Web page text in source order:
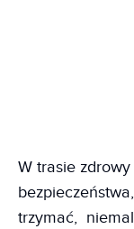
W trasie
trzymać,